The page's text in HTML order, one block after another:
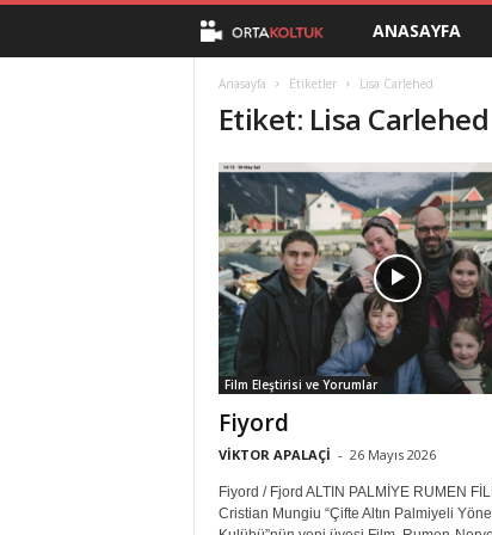
t
a
K
o
l
t
u
k
ANASAYFA
Anasayfa Etiketler Lisa Carlehed
Etiket: Lisa Carlehed
Film Eleştirisi ve Yorumlar
Fiyord
VİKTOR APALAÇİ - 26 Mayıs 2026
Fiyord / Fjord ALTIN PALMİYE RUMEN
Cristian Mungiu “Çifte Altın Palmiyeli